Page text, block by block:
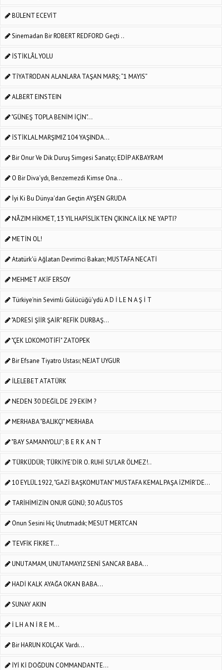
BÜLENT ECEVİT
Sinemadan Bir ROBERT REDFORD Geçti ..
İSTİKLÂL YOLU
TİYATRODAN ALANLARA TAŞAN MARŞ; “1 MAYIS”
ALBERT EINSTEIN
"GÜNEŞ TOPLA BENİM İÇİN"…
İSTİKLAL MARŞIMIZ 104 YAŞINDA...
Bir Onur Ve Dik Duruş Simgesi Sanatçı; EDİP AKBAYRAM
O Bir Diva'ydı, Benzemezdi Kimse Ona...
İyi Ki Bu Dünya'dan Geçtin AYŞEN GRUDA
NÂZIM HİKMET, 13 YIL HAPİSLİKTEN ÇIKINCA İLK NE YAPTI?
METİN OL!
Atatürk'ü Ağlatan Devrimci Bakan; MUSTAFA NECATİ
MEHMET AKİF ERSOY
Türkiye'nin Sevimli Gülücüğü'ydü A D İ L E N A Ş İ T
"ADRESİ ŞİİR ŞAİR" REFİK DURBAŞ...
"ÇEK LOKOMOTİFİ" ZATOPEK
Bir Efsane Tiyatro Ustası; NEJAT UYGUR
İLELEBET ATATÜRK
NEDEN 30 DEĞİL DE 29 EKİM ?
MERHABA "BALIKÇI" MERHABA
"BAY SAMANYOLU"; B E R K A N T
TÜRKÜDÜR; TÜRKİYE'DİR O. RUHİ SU'LAR ÖLMEZ!..
10 EYLÜL 1922, "GAZİ BAŞKOMUTAN" MUSTAFA KEMAL PAŞA İZMİR’DE...
TARİHİMİZİN ONUR GÜNÜ; 30 AĞUSTOS
Onun Sesini Hiç Unutmadık; MESUT MERTCAN
TEVFİK FİKRET...
UNUTAMAM, UNUTAMAYIZ SENİ SANCAR BABA...
HADİ KALK AYAĞA OKAN BABA...
SUNAY AKIN
İ L H A N İ R E M...
Bir HARUN KOLÇAK Vardı...
İYİ Kİ DOĞDUN COMMANDANTE...